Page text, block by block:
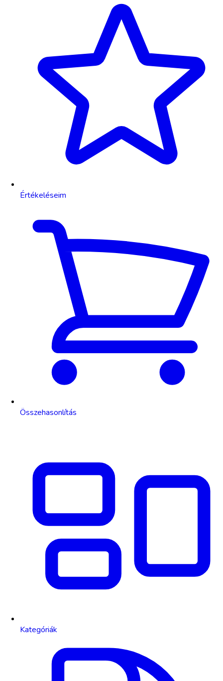
Értékeléseim
Összehasonlítás
Kategóriák